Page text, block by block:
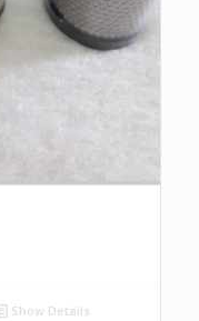
Show Details